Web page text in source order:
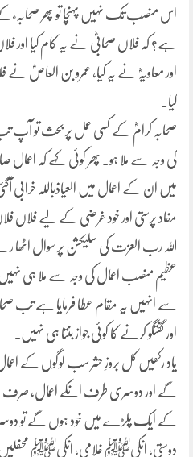
اس منصب تک نہیں پہنچا تو پھر صحابہ ؓ کے
ہے؟ کہ فلاں صحابیؓ نے یہ کام کیا اور
اور معاویہؓ نے یہ کیا، عمرو بن العاصؓ نے
کیا۔
صحابہ کرامؓ کے کسی عمل پر بحث تو آپ
کی وجہ سے ملا ہو۔ پھر کوئی کہے کہ اعمال
میں ان کے اعمال میں العیاذباللہ خرابی
مفاد پرستی اور خود غرضی کے لیے فلاں
اللہ رب العزت کی سلیکشن پر سوال اٹھا
عظیم منصب اعمال کی وجہ سے ملا ہی
سے انہیں یہ مقام عطا فرمایا ہے تب
اور گفتگو کرنے کا کوئی جواز بنتا ہی نہیں۔
یاد رکھیں کل بروزِ حشر سب لوگوں کے
گے اور دوسری طرف انکے اعمال، صرف
کے ایک پلڑے میں خود ہوں گے تو
دوستی، انکیﷺ غلامی، انکیﷺ